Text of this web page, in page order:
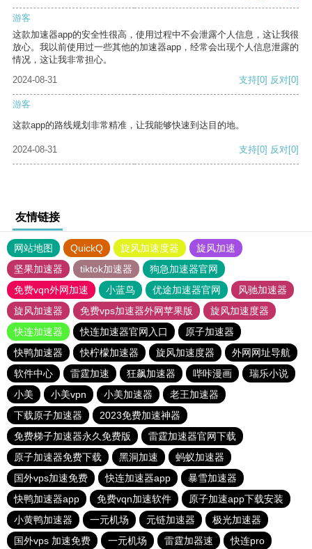
游客
这款加速器app的安全性很高，使用过程中不会泄露个人信息，这让我很
放心。我以前使用过一些其他的加速器app，经常会出现个人信息泄露的
情况，这让我非常担心。
2024-08-31
支持[0] 反对[0]
游客
这款app的路线规划非常精准，让我能够快速到达目的地。
2024-08-31 支持[0] 反对[0]
友情链接
网站地图 QuickQ 旋风加速度器
旋风加速
坚果加速器
tiktok加速器
狗急加速器官网
免费vqn外网加速
小蓝鸟 优途加速器官网
风驰加速器
旋风加速器
免费vps加速器外网苹果版
旋风加速度器
快连加速器
快连加速器官网入口
原子加速器
快鸭加速器
快柠檬加速器 旋风加速度器
外网网址导航
软件中心
雷霆加速 狂飙加速器 哔咔漫画
瑞乐小说
小美
小美vpn 小美加速器
老王加速器
下载原子加速器
2023免费加速神器
免费梯子加速器永久免费版
雷霆加速器官网下载
原子加速器免费下载
黑洞加速
蚂蚁加速器
国外vps加速免费
快连加速器app
暴雪加速器
快鸭加速器app
免费vqn加速软件
原子加速app下载安装
小黄鸭加速器
一元机场 元链加速器
极光加速器
国外vps 加速免费
一元机场 雷霆加器速 快连pro